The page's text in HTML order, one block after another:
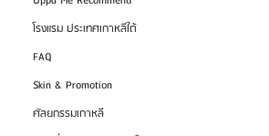
โรงแรม ประเทศเกาหลีใต้
FAQ
Skin & Promotion
ศัลยกรรมเกาหลี